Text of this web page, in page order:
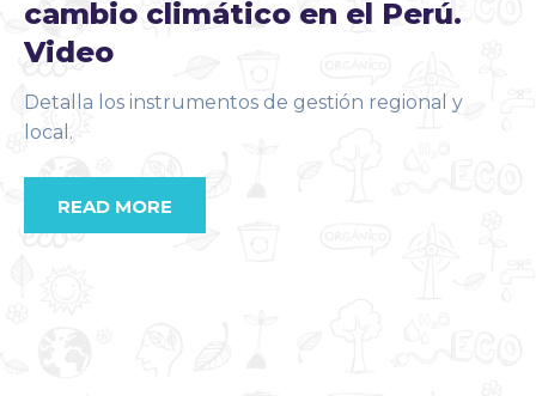
cambio climático en el Perú.
Video
Detalla los instrumentos de gestión regional y
local.
READ MORE